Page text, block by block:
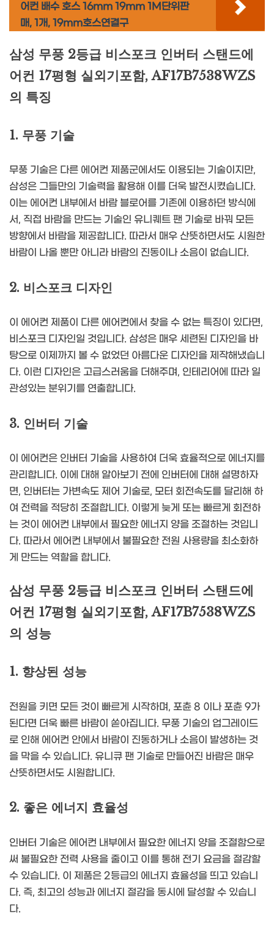
어컨 배수 호스 16mm 19mm 1M단위판
매, 1개, 19mm호스연결구
삼성 무풍 2등급 비스포크 인버터 스탠드에
어컨 17평형 실외기포함, AF17B7538WZS
의 특징
1. 무풍 기술
무풍 기술은 다른 에어컨 제품군에서도 이용되는 기술이지만,
삼성은 그들만의 기술력을 활용해 이를 더욱 발전시켰습니다.
이는 에어컨 내부에서 바람 블로어를 기존에 이용하던 방식에
서, 직접 바람을 만드는 기술인 유니퀘트 팬 기술로 바꿔 모든
방향에서 바람을 제공합니다. 따라서 매우 산뜻하면서도 시원한
바람이 나올 뿐만 아니라 바람의 진동이나 소음이 없습니다.
2. 비스포크 디자인
이 에어컨 제품이 다른 에어컨에서 찾을 수 없는 특징이 있다면,
비스포크 디자인일 것입니다. 삼성은 매우 세련된 디자인을 바
탕으로 이제까지 볼 수 없었던 아름다운 디자인을 제작해냈습니
다. 이런 디자인은 고급스러움을 더해주며, 인테리어에 따라 일
관성있는 분위기를 연출합니다.
3. 인버터 기술
이 에어컨은 인버터 기술을 사용하여 더욱 효율적으로 에너지를
관리합니다. 이에 대해 알아보기 전에 인버터에 대해 설명하자
면, 인버터는 가변속도 제어 기술로, 모터 회전속도를 달리해 하
여 전력을 적당히 조절합니다. 이렇게 늦게 또는 빠르게 회전하
는 것이 에어컨 내부에서 필요한 에너지 양을 조절하는 것입니
다. 따라서 에어컨 내부에서 불필요한 전원 사용량을 최소화하
게 만드는 역할을 합니다.
삼성 무풍 2등급 비스포크 인버터 스탠드에
어컨 17평형 실외기포함, AF17B7538WZS
의 성능
1. 향상된 성능
전원을 키면 모든 것이 빠르게 시작하며, 포츈 8 이나 포츈 9가
된다면 더욱 빠른 바람이 쏟아집니다. 무풍 기술의 업그레이드
로 인해 에어컨 안에서 바람이 진동하거나 소음이 발생하는 것
을 막을 수 있습니다. 유니큐 팬 기술로 만들어진 바람은 매우
산뜻하면서도 시원합니다.
2. 좋은 에너지 효율성
인버터 기술은 에어컨 내부에서 필요한 에너지 양을 조절함으로
써 불필요한 전력 사용을 줄이고 이를 통해 전기 요금을 절감할
수 있습니다. 이 제품은 2등급의 에너지 효율성을 띄고 있습니
다. 즉, 최고의 성능과 에너지 절감을 동시에 달성할 수 있습니
다.